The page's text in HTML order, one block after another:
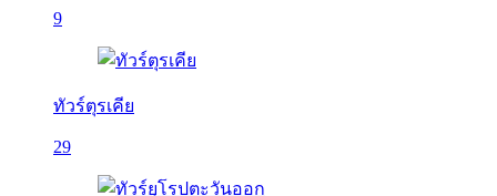
9
ทัวร์ตุรเคีย
29